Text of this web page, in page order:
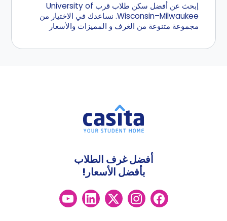
إبحث عن أفضل سكن طلاب قرب University of
Wisconsin–Milwaukee. نساعدك في الاختيار من
مجموعة متنوعة من الغرف و المميزات والأسعار
أفضل غرف الطلاب
بأفضل الأسعار!